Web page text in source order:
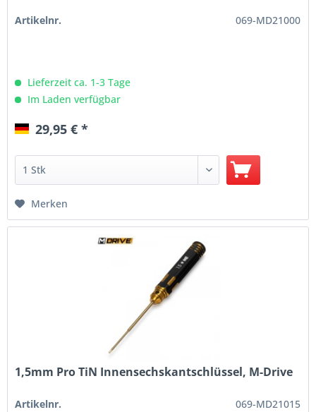
Artikelnr. 069-MD21000
Lieferzeit ca. 1-3 Tage
Im Laden verfügbar
29,95 € *
Merken
1,5mm Pro TiN Innensechskantschlüssel, M-Drive
Artikelnr. 069-MD21015